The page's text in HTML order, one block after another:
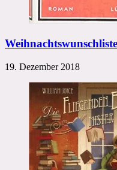
19. Dezember 2018